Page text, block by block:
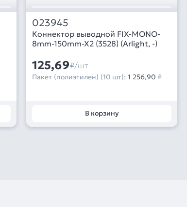
023945
Коннектор выводной FIX-MONO-
8mm-150mm-X2 (3528) (Arlight, -)
125,69₽/шт
Пакет (полиэтилен) (10 шт): 1 256,90 ₽
В корзину